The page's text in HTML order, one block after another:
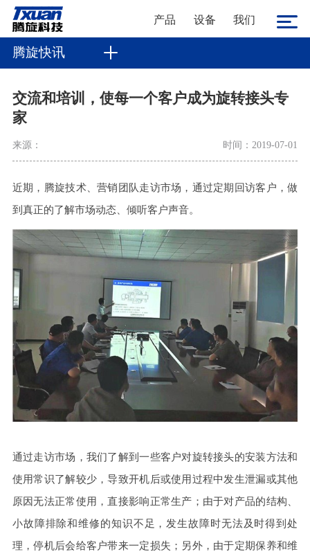
产品 设备 我们
腾旋快讯
交流和培训，使每一个客户成为旋转接头专
家
来源： 时间：2019-07-01
近期，腾旋技术、营销团队走访市场，通过定期回访客户，做
到真正的了解市场动态、倾听客户声音。
通过走访市场，我们了解到一些客户对旋转接头的安装方法和
使用常识了解较少，导致开机后或使用过程中发生泄漏或其他
原因无法正常使用，直接影响正常生产；由于对产品的结构、
小故障排除和维修的知识不足，发生故障时无法及时得到处
理，停机后会给客户带来一定损失；另外，由于定期保养和维